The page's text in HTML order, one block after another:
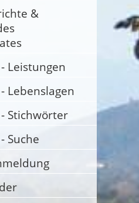
&
Leistungen
Lebenslagen
Stichwörter
Suche